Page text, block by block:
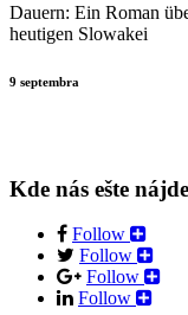
Dauern: Ein Roman
heutigen Slowakei
9 septembra
Kde nás ešte
Follow
Follow
Follow
Follow